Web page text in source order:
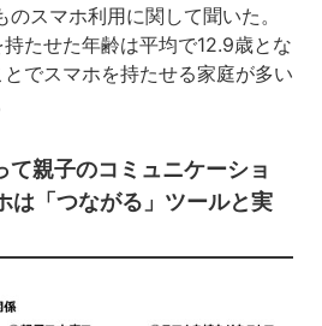
スマホ利用に関して聞いた。
たせた年齢は平均で12.9歳とな
でスマホを持たせる家庭が多い
親子のコミュニケーショ
は「つながる」ツールと実